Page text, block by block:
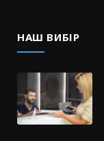
НАШ ВИБІР